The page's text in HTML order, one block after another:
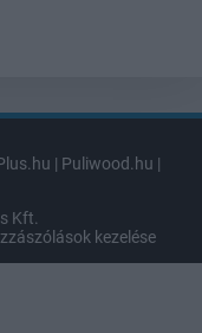
| Puliwood.hu |
Kft.
kezelése